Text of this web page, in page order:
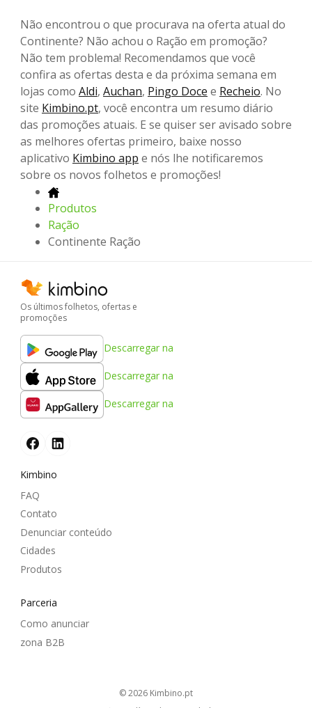
Não encontrou o que procurava na oferta atual do
Continente? Não achou o Ração em promoção?
Não tem problema! Recomendamos que você
confira as ofertas desta e da próxima semana em
lojas como Aldi, Auchan, Pingo Doce e Recheio. No
site Kimbino.pt, você encontra um resumo diário
das promoções atuais. E se quiser ser avisado sobre
as melhores ofertas primeiro, baixe nosso
aplicativo Kimbino app e nós lhe notificaremos
sobre os novos folhetos e promoções!
Produtos
Ração
Continente Ração
Os últimos folhetos, ofertas e
promoções
Descarregar na
Descarregar na
Descarregar na
Kimbino
FAQ
Contato
Denunciar conteúdo
Cidades
Produtos
Parceria
Como anunciar
zona B2B
© 2026
kimbino.pt